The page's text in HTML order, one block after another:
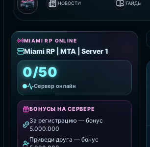
НОВОСТИ ГАЙДЫ
MIAMI RP ONLINE
Miami RP | MTA | Server 1
0/50
Сервер онлайн
БОНУСЫ НА СЕРВЕРЕ
За регистрацию — бонус
5.000.000
Приведи друга — бонус